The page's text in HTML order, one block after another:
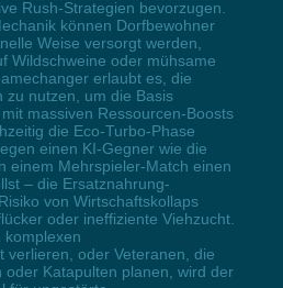
Rush-Strategien bevorzugen.
können Dorfbewohner
Weise versorgt werden,
Wildschweine oder mühsame
erlaubt es, die
zu nutzen, um die Basis
massiven Ressourcen-Boosts
die Eco-Turbo-Phase
einen KI-Gegner wie die
einem Mehrspieler-Match einen
– die Ersatznahrung-
von Wirtschaftskollaps
oder ineffiziente Viehzucht.
komplexen
verlieren, oder Veteranen, die
oder Katapulten planen, wird der